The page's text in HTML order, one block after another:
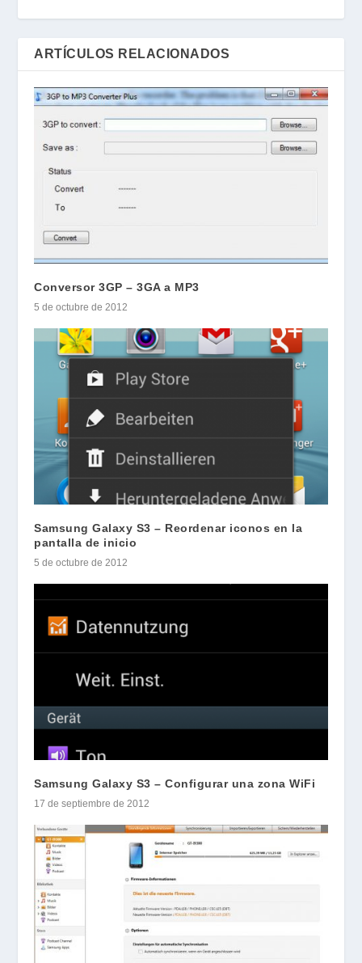
ARTÍCULOS RELACIONADOS
Conversor 3GP – 3GA a MP3
5 de octubre de 2012
Samsung Galaxy S3 – Reordenar iconos en la
pantalla de inicio
5 de octubre de 2012
Samsung Galaxy S3 – Configurar una zona WiFi
17 de septiembre de 2012